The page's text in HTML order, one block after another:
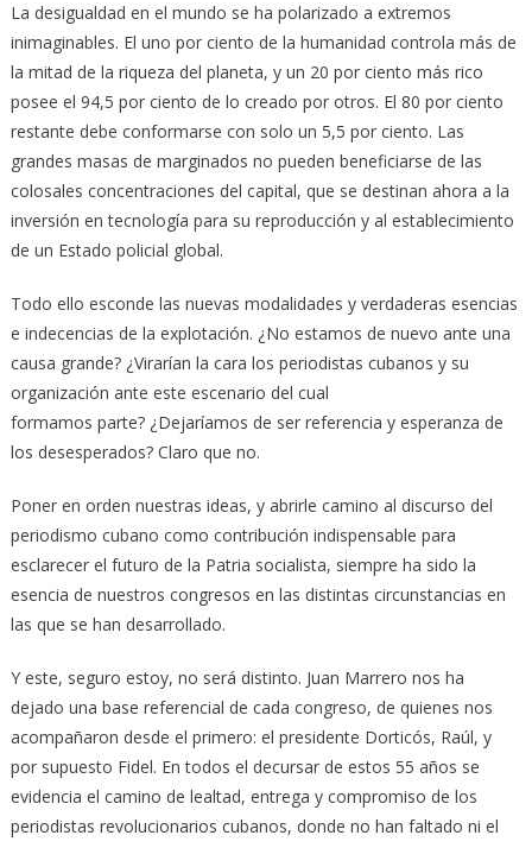
La desigualdad en el mundo se ha polarizado a extremos
inimaginables. El uno por ciento de la humanidad controla más de
la mitad de la riqueza del planeta, y un 20 por ciento más rico
posee el 94,5 por ciento de lo creado por otros. El 80 por ciento
restante debe conformarse con solo un 5,5 por ciento. Las
grandes masas de marginados no pueden beneficiarse de las
colosales concentraciones del capital, que se destinan ahora a la
inversión en tecnología para su reproducción y al establecimiento
de un Estado policial global.
Todo ello esconde las nuevas modalidades y verdaderas esencias
e indecencias de la explotación. ¿No estamos de nuevo ante una
causa grande? ¿Virarían la cara los periodistas cubanos y su
organización ante este escenario del cual
formamos parte? ¿Dejaríamos de ser referencia y esperanza de
los desesperados? Claro que no.
Poner en orden nuestras ideas, y abrirle camino al discurso del
periodismo cubano como contribución indispensable para
esclarecer el futuro de la Patria socialista, siempre ha sido la
esencia de nuestros congresos en las distintas circunstancias en
las que se han desarrollado.
Y este, seguro estoy, no será distinto. Juan Marrero nos ha
dejado una base referencial de cada congreso, de quienes nos
acompañaron desde el primero: el presidente Dorticós, Raúl, y
por supuesto Fidel. En todos el decursar de estos 55 años se
evidencia el camino de lealtad, entrega y compromiso de los
periodistas revolucionarios cubanos, donde no han faltado ni el